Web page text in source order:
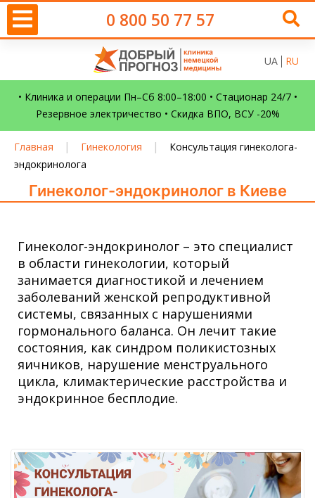
0 800 50 77 57
UA RU
• Клиника и операции Пн–Сб 8:00–18:00 • Стационар 24/7 •
Резервное электричество • Скидка ВПО, ВСУ -20%
Главная | Гинекология |
Консультация гинеколога-
эндокринолога
Гинеколог-эндокринолог в Киеве
Гинеколог-эндокринолог – это специалист
в области гинекологии, который
занимается диагностикой и лечением
заболеваний женской репродуктивной
системы, связанных с нарушениями
гормонального баланса. Он лечит такие
состояния, как синдром поликистозных
яичников, нарушение менструального
цикла, климактерические расстройства и
эндокринное бесплодие.